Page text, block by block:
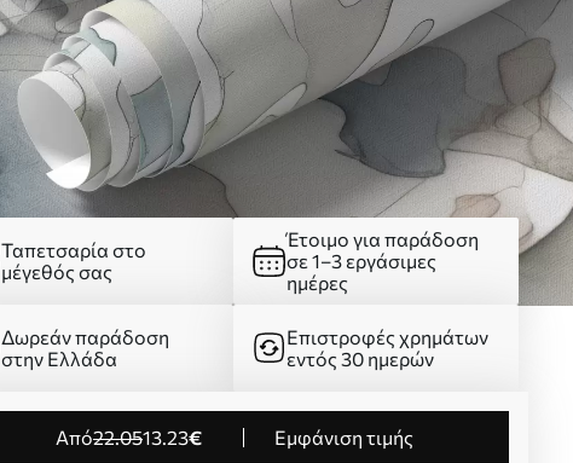
Ταπετσαρία στο
μέγεθός σας
Έτοιμο για παράδοση
σε 1–3 εργάσιμες
ημέρες
Δωρεάν παράδοση
στην Ελλάδα
Επιστροφές χρημάτων
εντός 30 ημερών
από22.0513.23€
Εμφάνιση τιμής